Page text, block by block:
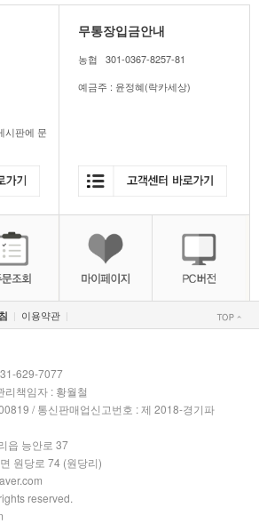
시판에 문
무통장입금안내
농협 301-0367-8257-81
예금주 : 윤정혜(락카세상)
| 이용약관|
629-7077
리책임자 : 황월철
/ 통신판매업신고번호 : 제 2018-경기파
읍 능안로 37
원당로 74 (원당리)
reserved.